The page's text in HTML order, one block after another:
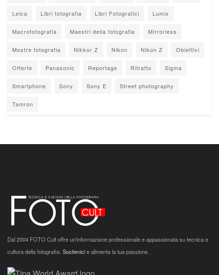
Leica Libri fotografia Libri Fotografici Lumix
Macrofotografia Maestri della fotografia Mirrorless
Mostre fotografia Nikkor Z Nikon Nikon Z Obiettivi
Offerte Panasonic Reportage Ritratto Sigma
Smartphone Sony Sony E Street photography
Tamron
Dal 2004 FOTO Cult offre un'informazione professionale e appassionata su tecnica e
cultura della fotografia. Sostienicie alimenta la tua passione.